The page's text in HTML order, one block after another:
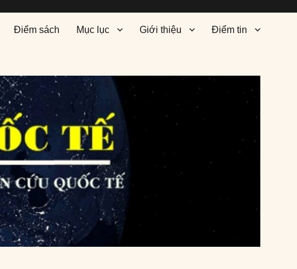
Điểm sách Mục lục Giới thiệu Điểm tin